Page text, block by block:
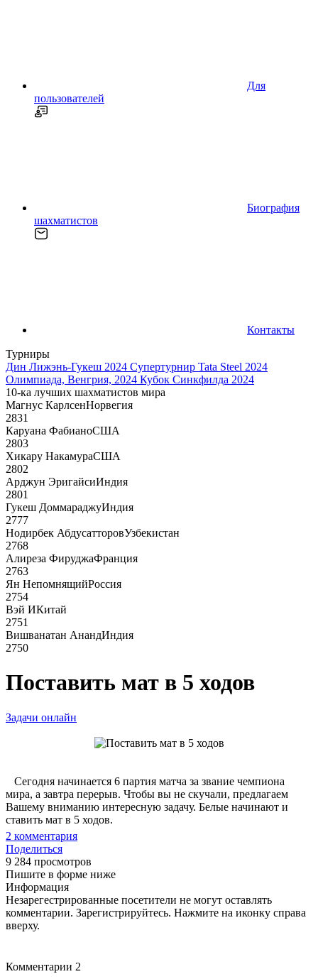
Для
пользователей
Биография
шахматистов
Контакты
Турниры
Дин Лижэнь-Гукеш 2024 Супертурнир Tata Steel 2024
Олимпиада, Венгрия, 2024 Кубок Синкфилда 2024
10-ка лучших шахматистов мира
Магнус КарлсенНорвегия
2831
Каруана ФабианоСША
2803
Хикару НакамураСША
2802
Арджун ЭригайсиИндия
2801
Гукеш ДоммараджуИндия
2777
Нодирбек АбдусатторовУзбекистан
2768
Алиреза ФируджаФранция
2763
Ян НепомнящийРоссия
2754
Вэй ИКитай
2751
Вишванатан АнандИндия
2750
Поставить мат в 5 ходов
Задачи онлайн
Сегодня начинается 6 партия матча за звание чемпиона
мира, а завтра перерыв. Чтобы вы не скучали, предлагаем
Вашему вниманию интересную задачу. Белые начинают и
ставить мат в 5 ходов.
2 комментария
Поделиться
9 284 просмотров
Пишите в форме ниже
Информация
Незарегестрированные посетители не могут оставлять
комментарии. Зарегистрируйтесь. Нажмите на иконку справа
вверху.
Комментарии 2